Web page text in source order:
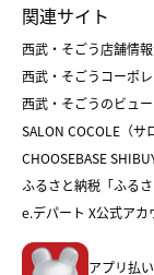
父の日
クリスマスケーキ
ホワイトデー
菓子折り
和菓子
人気のギフト
バレンタイン
おせち
フード
ホーム・キッチン＆
関連サイト
西武・そごう店舗情
西武・そごうコーポ
西武・そごうのビュ
SALON COCOLE（サ
CHOOSEBASE
ふるさと納税「ふるさ
e.デパート X公式アカ
アプリ払